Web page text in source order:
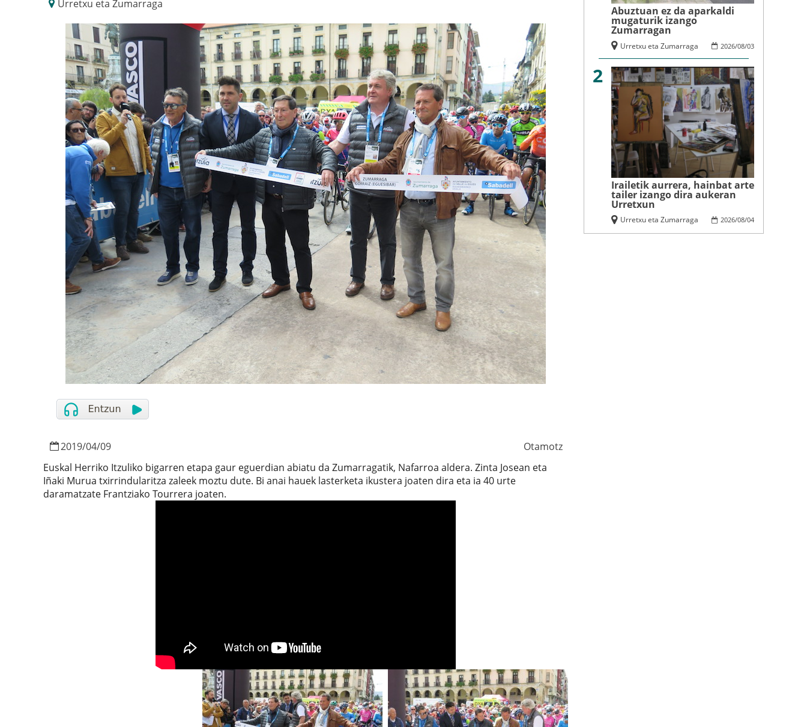
Urretxu eta Zumarraga
2019/04/09
Otamotz
Euskal Herriko Itzuliko bigarren etapa gaur eguerdian abiatu da Zumarragatik, Nafarroa aldera. Zinta Josean eta
Iñaki Murua txirrindularitza zaleek moztu dute. Bi anai hauek lasterketa ikustera joaten dira eta ia 40 urte
daramatzate Frantziako Tourrera joaten.
Abuztuan ez da aparkaldi
mugaturik izango
Zumarragan
2026/08/03
Urretxu eta Zumarraga
2
Irailetik aurrera, hainbat arte
tailer izango dira aukeran
Urretxun
2026/08/04
Urretxu eta Zumarraga